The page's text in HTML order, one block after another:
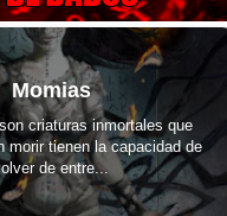
Momias
criaturas inmortales que
morir tienen la capacidad de
de entre...